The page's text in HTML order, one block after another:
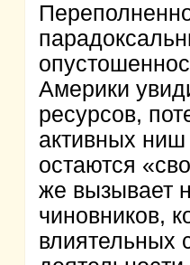
Америки
ресурсов,
активных
остаются
же вызывает
чиновников,
влиятельных